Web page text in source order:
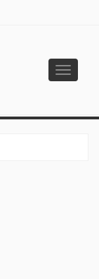
Toggle